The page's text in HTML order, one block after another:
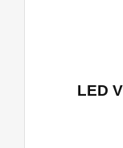
LED